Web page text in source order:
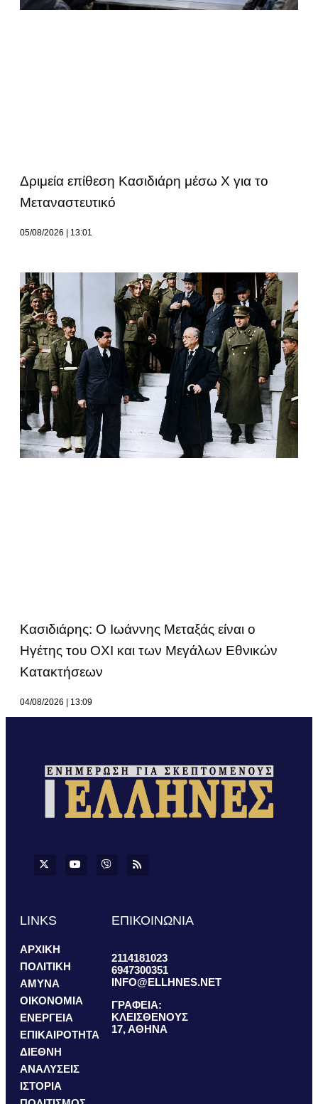
Δριμεία επίθεση Κασιδιάρη μέσω Χ για το
Μεταναστευτικό
05/08/2026 13:01
Κασιδιάρης: Ο Ιωάννης Μεταξάς είναι ο
Ηγέτης του ΟΧΙ και των Μεγάλων Εθνικών
Κατακτήσεων
04/08/2026 13:09
LINKS
ΑΡΧΙΚΗ
ΠΟΛΙΤΙΚΗ
ΑΜΥΝΑ
ΟΙΚΟΝΟΜΙΑ
ΕΝΕΡΓΕΙΑ
ΕΠΙΚΑΙΡΟΤΗΤΑ
ΔΙΕΘΝΗ
ΑΝΑΛΥΣΕΙΣ
ΙΣΤΟΡΙΑ
ΕΠΙΚΟΙΝΩΝΙΑ
2114181023
6947300351
INFO@ELLHNES.NET
ΓΡΑΦΕΙΑ:
ΚΛΕΙΣΘΕΝΟΥΣ
17, ΑΘΗΝΑ